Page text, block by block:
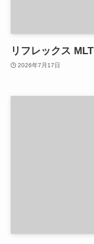
リフレックス MLT
2026年7月17日